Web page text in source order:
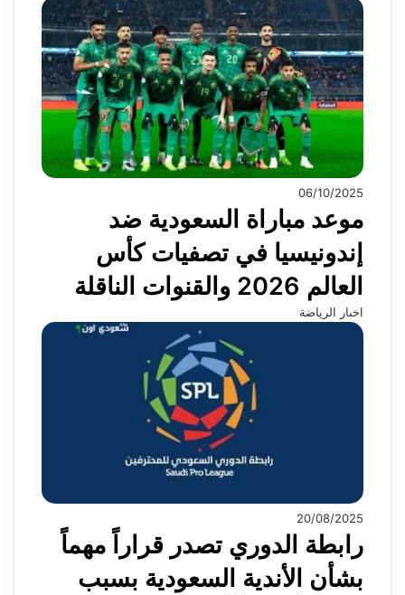
06/10/2025
موعد مباراة السعودية ضد
إندونيسيا في تصفيات كأس
العالم 2026 والقنوات الناقلة
اخبار الرياضة
20/08/2025
رابطة الدوري تصدر قراراً مهماً
بشأن الأندية السعودية بسبب